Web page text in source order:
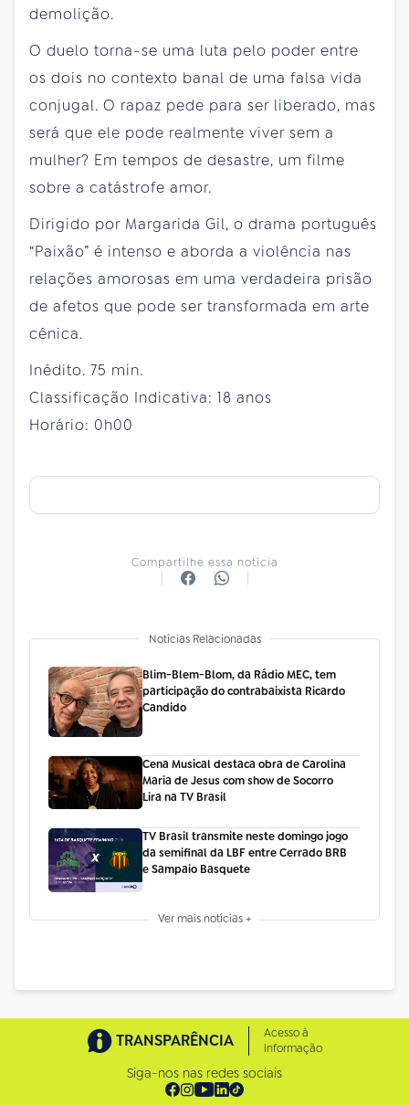
demolição.
O duelo torna-se uma luta pelo poder entre
os dois no contexto banal de uma falsa vida
conjugal. O rapaz pede para ser liberado, mas
será que ele pode realmente viver sem a
mulher? Em tempos de desastre, um filme
sobre a catástrofe amor.
Dirigido por Margarida Gil, o drama português
“Paixão” é intenso e aborda a violência nas
relações amorosas em uma verdadeira prisão
de afetos que pode ser transformada em arte
cênica.
Inédito. 75 min.
Classificação Indicativa: 18 anos
Horário: 0h00
Compartilhe essa notícia
Notícias Relacionadas
Blim-Blem-Blom, da Rádio MEC, tem
participação do contrabaixista Ricardo
Candido
Cena Musical destaca obra de Carolina
Maria de Jesus com show de Socorro
Lira na TV Brasil
TV Brasil transmite neste domingo jogo
da semifinal da LBF entre Cerrado BRB
e Sampaio Basquete
Ver mais notícias +
TRANSPARÊNCIA
Acesso à
Informação
Siga-nos nas redes sociais